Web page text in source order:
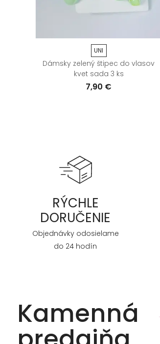
UNI
Dámsky zelený štipec do vlasov
kvet sada 3 ks
7,90 €
RÝCHLE
DORUČENIE
Objednávky odosielame
do 24 hodín
Kamenná